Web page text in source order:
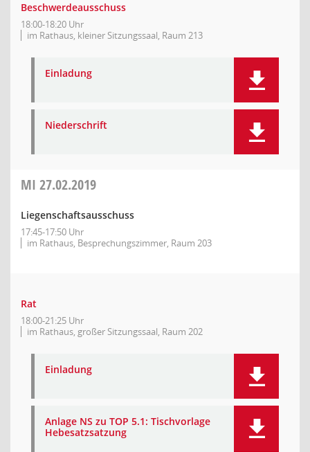
Beschwerdeausschuss
18:00-18:20 Uhr
im Rathaus, kleiner Sitzungssaal, Raum 213
Einladung
Niederschrift
MI 27.02.2019
Liegenschaftsausschuss
17:45-17:50 Uhr
im Rathaus, Besprechungszimmer, Raum 203
Rat
18:00-21:25 Uhr
im Rathaus, großer Sitzungssaal, Raum 202
Einladung
Anlage NS zu TOP 5.1: Tischvorlage
Hebesatzsatzung